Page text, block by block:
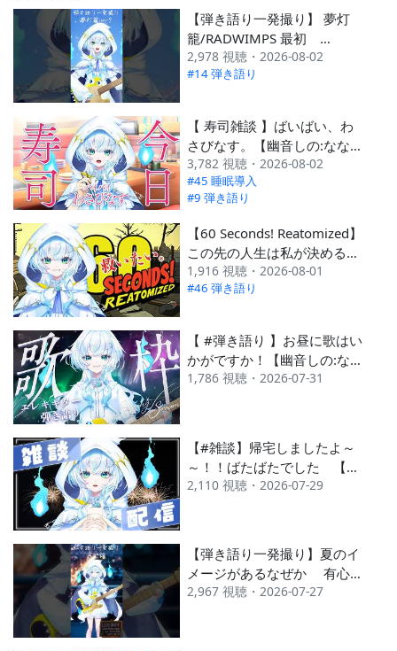
【弾き語り一発撮り】 夢灯
籠/RADWIMPS 最初
#shorts #vtuber
2,978 視聴・2026-08-02
#14 弾き語り
【 寿司雑談 】ばいばい、わ
さびなす。【幽音しの:ななし
いんく】 #shorts #vsinger
3,782 視聴・2026-08-02
#45 睡眠導入
#9 弾き語り
【60 Seconds! Reatomized】
この先の人生は私が決めるー
ーーーー。【幽音しの:ななし
いんく】 #shorts
1,916 視聴・2026-08-01
#46 弾き語り
【 #弾き語り 】お昼に歌はい
かがですか！【幽音しの:なな
しいんく】 #shorts
1,786 視聴・2026-07-31
【#雑談】帰宅しましたよ～
～！！ばたばたでした 【幽
音しの:ななしいんく】
2,110 視聴・2026-07-29
【弾き語り一発撮り】夏のイ
メージがあるなぜか 有心
論/RADWIMPS #shorts
2,967 視聴・2026-07-27